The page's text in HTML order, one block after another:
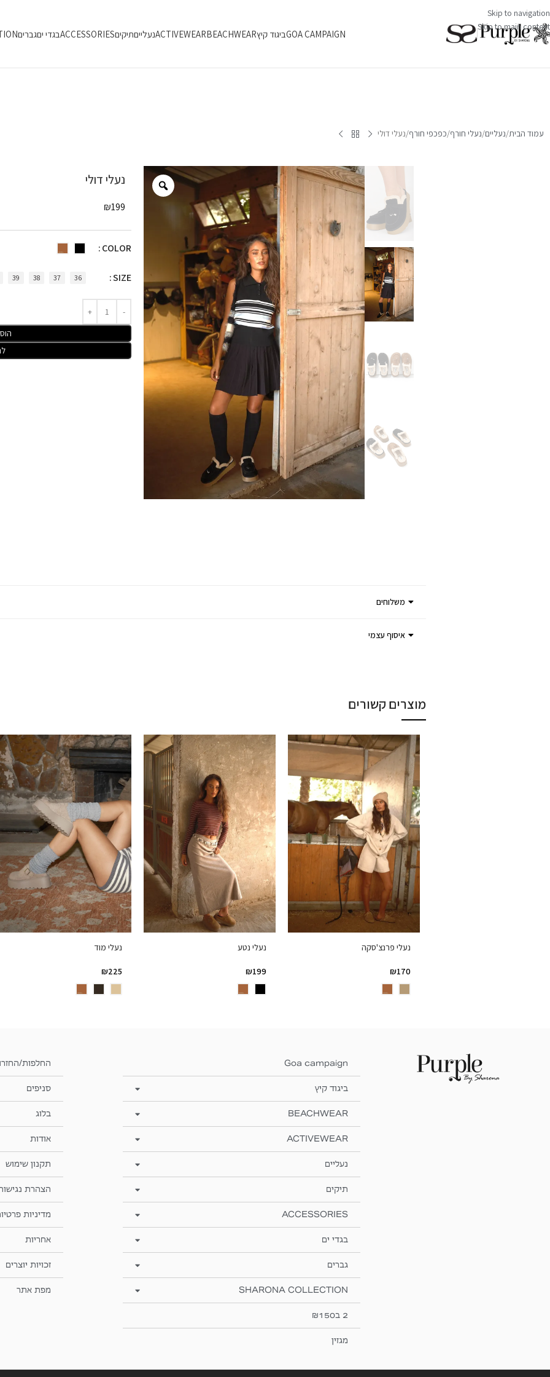
Skip to navigation
Skip to main content
GOA CAMPAIGNביגוד קיץBEACHWEAR
ACTIVEWEARנעלייםתיקיםACCESSORIESבגדי יםגברים
עמוד הבית נעליים נעלי חורף כפכפי חורף נעלי דולי
נעלי דולי
₪199
COLOR
SIZE
36
37
38
39
משלוחים
איסוף עצמי
מוצרים קשורים
נעלי פרנצ'סקה
₪170
נעלי נטע
₪199
נעלי מוד
₪225
Goa campaign
ביגוד קיץ
BEACHWEAR
ACTIVEWEAR
נעליים
תיקים
ACCESSORIES
בגדי ים
גברים
SHARONA COLLECTION
2 ב₪150
מגזין
החלפות/
סניפים
בלוג
אודות
תקנון שימוש
הצהרת
מדיניות
אחריות
זכויות יוצרים
מפת אתר